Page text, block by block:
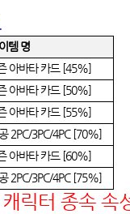
템 명
아바타 카드 [45%]
아바타 카드 [50%]
아바타 카드 [55%]
2PC/3PC/4PC [70%]
아바타 카드 [60%]
2PC/3PC/4PC [75%]
릭터 종속 속